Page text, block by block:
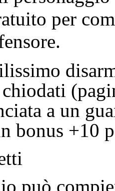
per
a un
bonus +10
può